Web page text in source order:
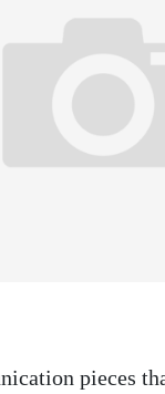
pieces